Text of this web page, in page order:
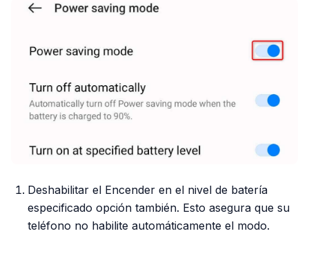
Deshabilitar el Encender en el nivel de batería
especificado opción también. Esto asegura que su
teléfono no habilite automáticamente el modo.